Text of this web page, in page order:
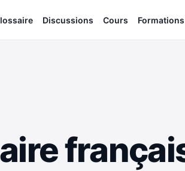
Discussions Cours Formations